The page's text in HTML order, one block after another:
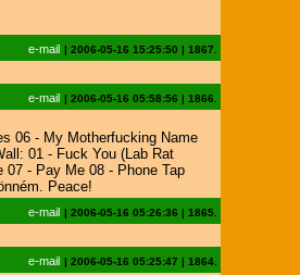
e-mail | 2006-05-16 15:25:50 | 1867.
e-mail | 2006-05-16 05:58:56 | 1866.
06 - My Motherfucking Name
01 - Fuck You (Lab Rat
07 - Pay Me 08 - Phone Tap
Peace!
e-mail | 2006-05-16 05:26:36 | 1865.
e-mail | 2006-05-16 05:25:47 | 1864.